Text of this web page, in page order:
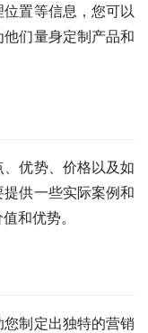
置等信息，您可以
们量身定制产品和
优势、价格以及如
供一些实际案例和
和优势。
制定出独特的营销